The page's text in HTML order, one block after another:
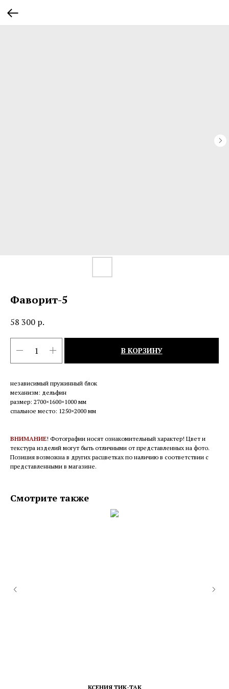
Фаворит-5
58 300 р.
В КОРЗИНУ
независимый пружинный блок
механизм: дельфин
размер: 2700×1600×1000 мм
спальное место: 1250×2000 мм
ВНИМАНИЕ! Фотографии носят ознакомительный характер! Цвет и
текстура изделий могут быть отличными от представленных на фото.
Позиция возможна в других расцветках по наличию в соответствии с
представленными в магазине.
Смотрите также
КСЕНИЯ ТИК-ТАК